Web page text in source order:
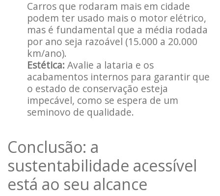
Carros que rodaram mais em cidade
podem ter usado mais o motor elétrico,
mas é fundamental que a média rodada
por ano seja razoável (15.000 a 20.000
km/ano).
Estética: Avalie a lataria e os
acabamentos internos para garantir que
o estado de conservação esteja
impecável, como se espera de um
seminovo de qualidade.
Conclusão: a
sustentabilidade acessível
está ao seu alcance